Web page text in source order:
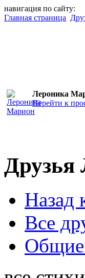
навигация по сайту:
Главная страница
Лероника
Перейти к
Назад
Все
Общие